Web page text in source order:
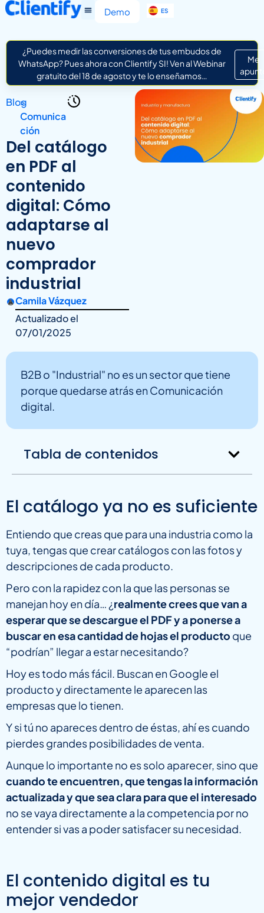
Demo ES
IT
¿Puedes medir las conversiones de tus embudos de
WhatsApp? Pues ahora con Clientify SI! Ven al Webinar
gratuito del 18 de agosto y te lo enseñamos…
Me
Blog
>
Comunica
ción
Del catálogo
en PDF al
contenido
digital: Cómo
adaptarse al
nuevo
comprador
industrial
Camila Vázquez
Actualizado el
07/01/2025
B2B o "Industrial" no es un sector que tiene
porque quedarse atrás en Comunicación
digital.
Tabla de contenidos
El catálogo ya no es suficiente
Entiendo que creas que para una industria como la
tuya, tengas que crear catálogos con las fotos y
descripciones de cada producto.
Pero con la rapidez con la que las personas se
manejan hoy en día… ¿realmente crees que van a
esperar que se descargue el PDF y a ponerse a
buscar en esa cantidad de hojas el producto que
“podrían” llegar a estar necesitando?
Hoy es todo más fácil. Buscan en Google el
producto y directamente le aparecen las
empresas que lo tienen.
Y si tú no apareces dentro de éstas, ahí es cuando
pierdes grandes posibilidades de venta.
Aunque lo importante no es solo aparecer, sino que
cuando te encuentren, que tengas la información
actualizada y que sea clara para que el interesado
no se vaya directamente a la competencia por no
entender si vas a poder satisfacer su necesidad.
El contenido digital es tu
mejor vendedor